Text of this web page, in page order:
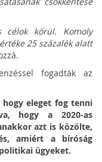
célok körül. Komoly
25 százalék alatt
fogadták az
eleget fog tenni
hogy a 2020-as
azt is közölte,
amiért a bíróság
ügyeket.